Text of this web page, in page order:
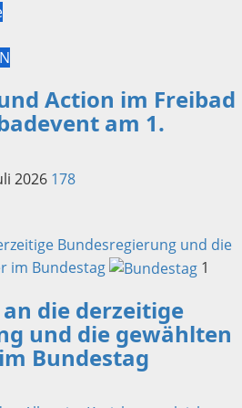
Action im Freibad
am 1.
2026 178
Bundesregierung und die
im Bundestag
1
an die derzeitige
und die gewählten
Bundestag